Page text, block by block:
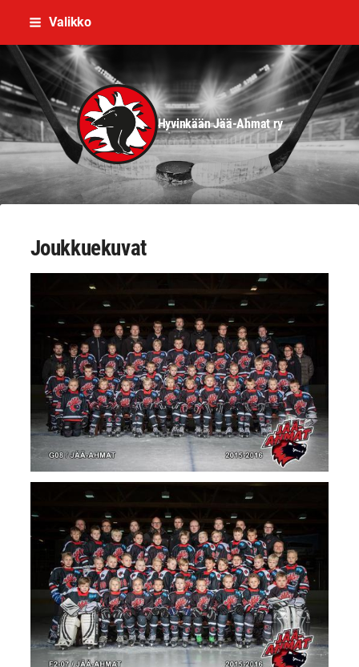
Siirry
sisältöön
Valikko
Hyvinkään Jää-Ahmat ry
Joukkuekuvat